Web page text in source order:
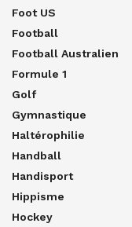
Foot US
Football
Football Australien
Formule 1
Golf
Gymnastique
Haltérophilie
Handball
Handisport
Hippisme
Hockey